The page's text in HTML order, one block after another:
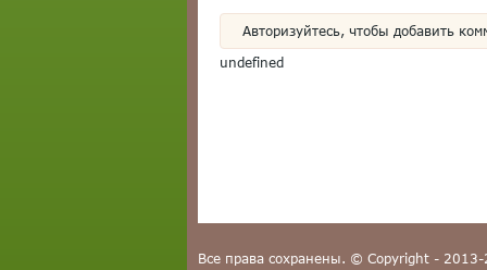
Авторизуйтесь, чтобы добавить
undefined
Все права сохранены. © Copyright -